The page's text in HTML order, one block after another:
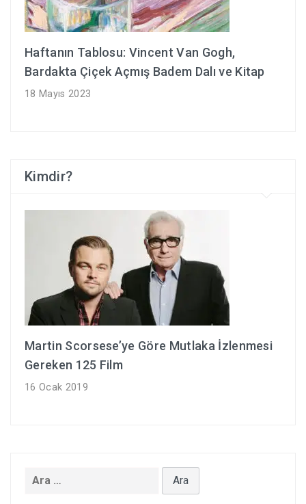
Haftanın Tablosu: Vincent Van Gogh,
Bardakta Çiçek Açmış Badem Dalı ve Kitap
18 Mayıs 2023
Kimdir?
Martin Scorsese’ye Göre Mutlaka İzlenmesi
Gereken 125 Film
16 Ocak 2019
Arama: